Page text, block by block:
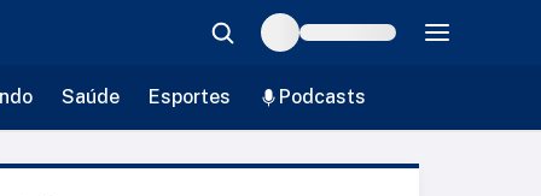
Saúde Esportes Podcasts